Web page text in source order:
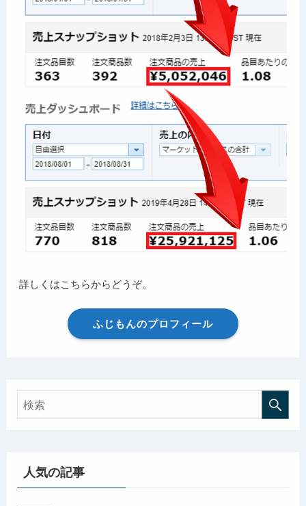
詳しくはこちらからどうぞ。
ふじもんのプロフィール
人気の記事